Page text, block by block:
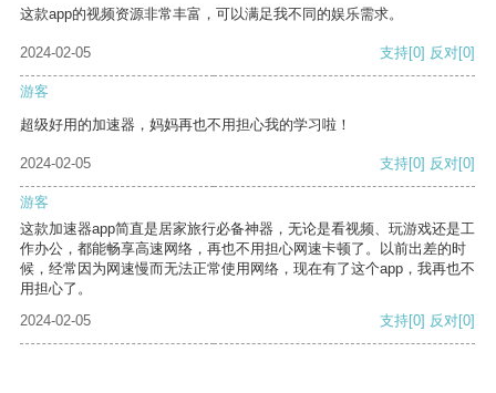
这款app的视频资源非常丰富，可以满足我不同的娱乐需求。
2024-02-05 支持[0] 反对[0]
游客
超级好用的加速器，妈妈再也不用担心我的学习啦！
2024-02-05 支持[0] 反对[0]
游客
这款加速器app简直是居家旅行必备神器，无论是看视频、玩游戏还是工
作办公，都能畅享高速网络，再也不用担心网速卡顿了。以前出差的时
候，经常因为网速慢而无法正常使用网络，现在有了这个app，我再也不
用担心了。
2024-02-05
支持[0] 反对[0]